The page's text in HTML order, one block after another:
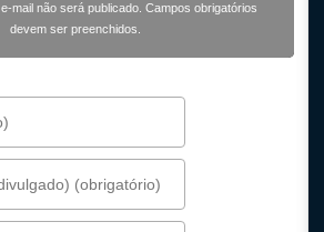
mail não será publicado. Campos obrigatórios
devem ser preenchidos.